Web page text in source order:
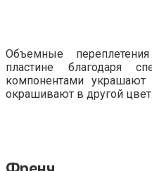
Объемные
пластине благодаря
компонентами
окрашивают в другой цвет.